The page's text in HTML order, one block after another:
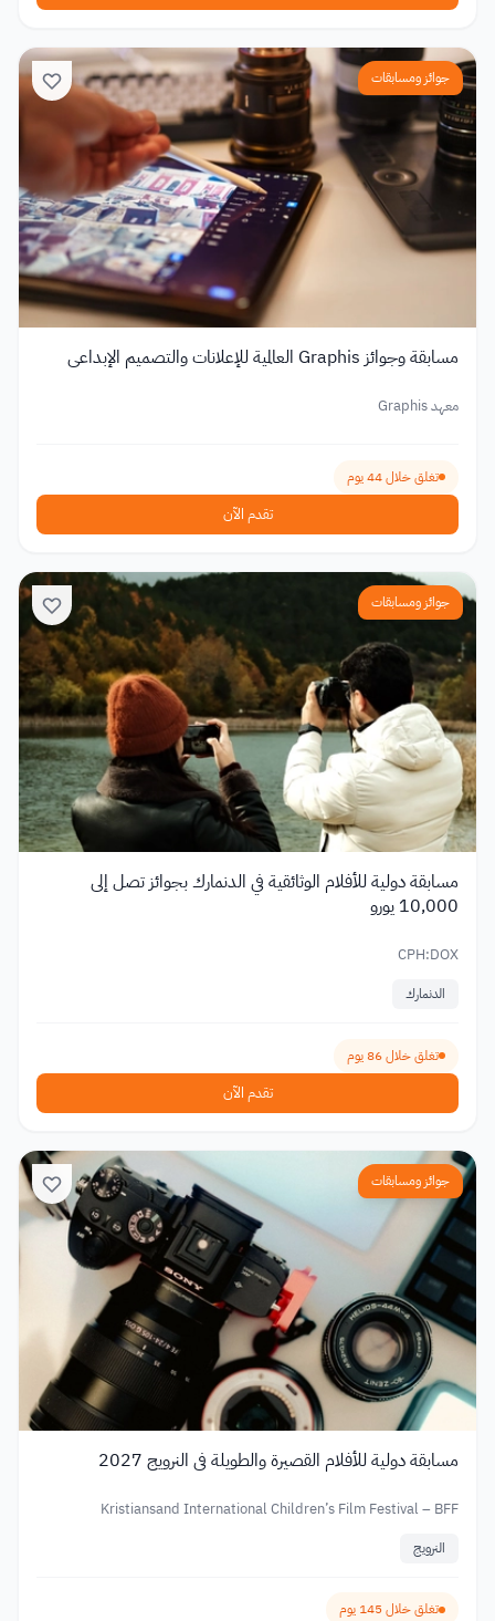
جوائز ومسابقات
مسابقة وجوائز Graphis العالمية للإعلانات والتصميم الإبداعي
معهد Graphis
تغلق خلال 44 يوم
تقدم الآن
جوائز ومسابقات
مسابقة دولية للأفلام الوثائقية في الدنمارك بجوائز تصل إلى
10,000 يورو
CPH:DOX
الدنمارك
تغلق خلال 86 يوم
تقدم الآن
جوائز ومسابقات
مسابقة دولية للأفلام القصيرة والطويلة في النرويج 2027
Kristiansand International Children’s Film Festival – BFF
النرويج
تغلق خلال 145 يوم